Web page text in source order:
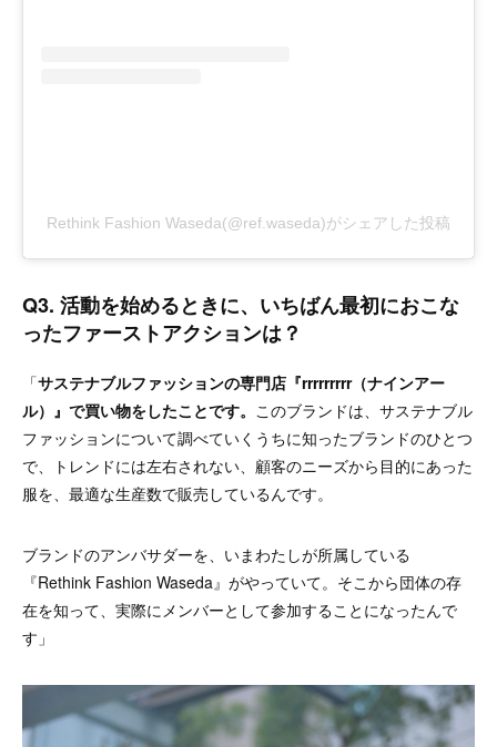
Rethink Fashion Waseda(@ref.waseda)がシェアした投稿
Q3. 活動を始めるときに、いちばん最初におこな
ったファーストアクションは？
「サステナブルファッションの専門店『rrrrrrrrr（ナインアー
ル）』で買い物をしたことです。 このブランドは、サステナブル
ファッションについて調べていくうちに知ったブランドのひとつ
で、トレンドには左右されない、顧客のニーズから目的にあった
服を、最適な生産数で販売しているんです。
ブランドのアンバサダーを、いまわたしが所属している
『Rethink Fashion Waseda』がやっていて。そこから団体の存
在を知って、実際にメンバーとして参加することになったんで
す」